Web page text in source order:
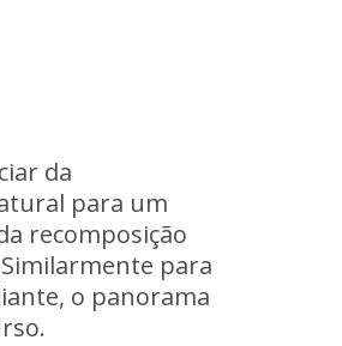
da
para um
recomposição
para
o panorama